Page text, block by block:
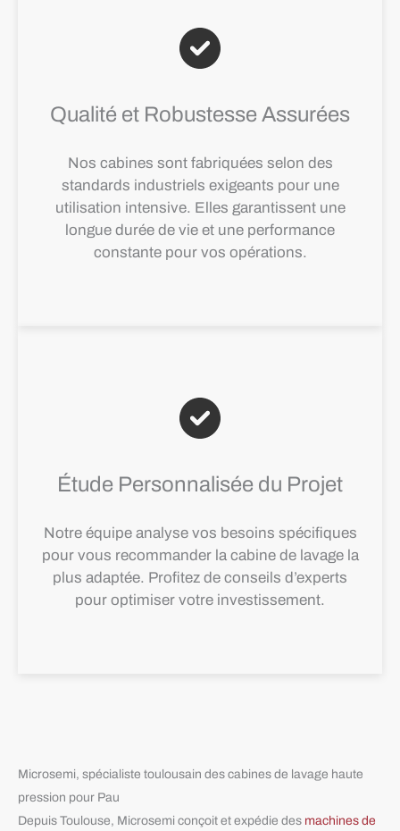
Qualité et Robustesse Assurées
Nos cabines sont fabriquées selon des
standards industriels exigeants pour une
utilisation intensive. Elles garantissent une
longue durée de vie et une performance
constante pour vos opérations.
Étude Personnalisée du Projet
Notre équipe analyse vos besoins spécifiques
pour vous recommander la cabine de lavage la
plus adaptée. Profitez de conseils d’experts
pour optimiser votre investissement.
Microsemi, spécialiste toulousain des cabines de lavage haute
pression pour Pau
Depuis Toulouse, Microsemi conçoit et expédie des machines de